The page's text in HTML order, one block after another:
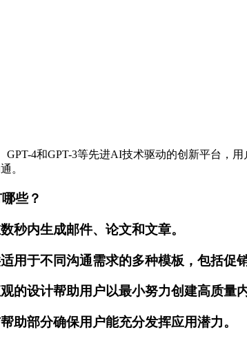
GPT-4和GPT-3等先进AI技术驱动的创新平台
。
些？
秒内生成邮件、论文和文章。
用于不同沟通需求的多种模板，包括促
的设计帮助用户以最小努力创建高质量内
助部分确保用户能充分发挥应用潜力。